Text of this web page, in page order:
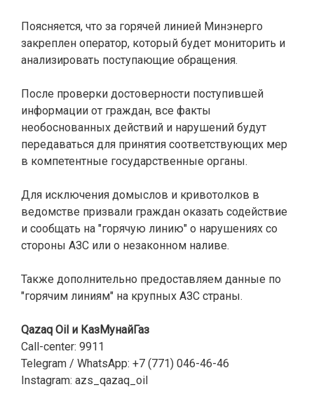
Поясняется, что за горячей линией Минэнерго
закреплен оператор, который будет мониторить и
анализировать поступающие обращения.
После проверки достоверности поступившей
информации от граждан, все факты
необоснованных действий и нарушений будут
передаваться для принятия соответствующих мер
в компетентные государственные органы.
Для исключения домыслов и кривотолков в
ведомстве призвали граждан оказать содействие
и сообщать на "горячую линию" о нарушениях со
стороны АЗС или о незаконном наливе.
Также дополнительно предоставляем данные по
"горячим линиям" на крупных АЗС страны.
Qazaq Oil и КазМунайГаз
Call-center: 9911
Telegram / WhatsApp: +7 (771) 046-46-46
Instagram: azs_qazaq_oil